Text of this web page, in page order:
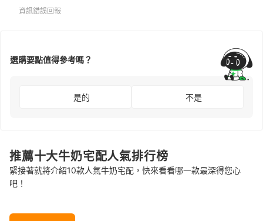
資訊錯誤回報
選購要點值得參考嗎？
是的 不是
推薦十大牛奶宅配人氣排行榜
緊接著就將介紹10款人氣牛奶宅配，快來看看哪一款最深得您心
吧！